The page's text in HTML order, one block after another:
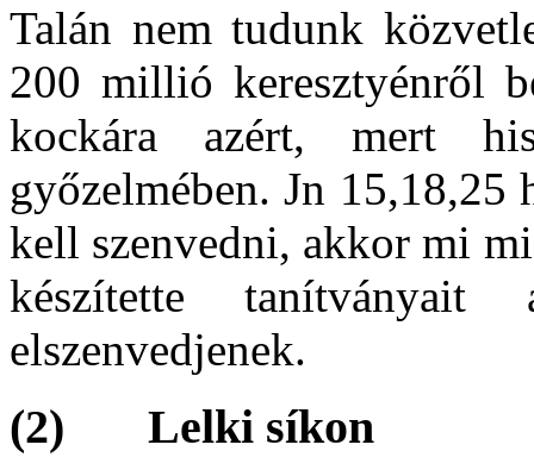
Talán nem tudunk
200 millió keresztyénről
kockára azért, mert
győzelmében. Jn 15,18,25
kell szenvedni, akkor mi
készítette
elszenvedjenek.
(2) Lelki síkon